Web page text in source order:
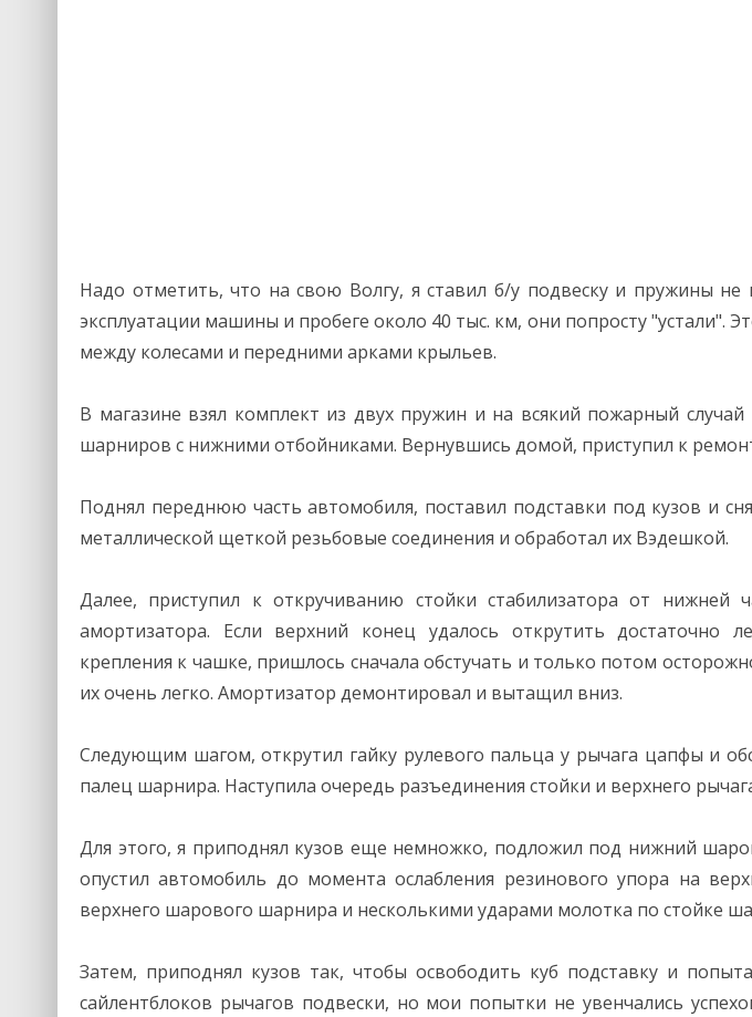
Надо отметить, что на свою Волгу, я ставил б/у подвеску и пружины не
эксплуатации машины и пробеге около 40 тыс. км, они попросту "устали".
между колесами и передними арками крыльев.
В магазине взял комплект из двух пружин и на всякий пожарный
шарниров с нижними отбойниками. Вернувшись домой, приступил к
Поднял переднюю часть автомобиля, поставил подставки под кузов и
металлической щеткой резьбовые соединения и обработал их Вэдешкой.
Далее, приступил к откручиванию стойки стабилизатора от
амортизатора. Если верхний конец удалось открутить достаточно
крепления к чашке, пришлось сначала обстучать и только потом
их очень легко. Амортизатор демонтировал и вытащил вниз.
Следующим шагом, открутил гайку рулевого пальца у рычага цапфы и
палец шарнира. Наступила очередь разъединения стойки и верхнего
Для этого, я приподнял кузов еще немножко, подложил под нижний
опустил автомобиль до момента ослабления резинового упора на
верхнего шарового шарнира и несколькими ударами молотка по стойке
Затем, приподнял кузов так, чтобы освободить куб подставку и
сайлентблоков рычагов подвески, но мои попытки не увенчались